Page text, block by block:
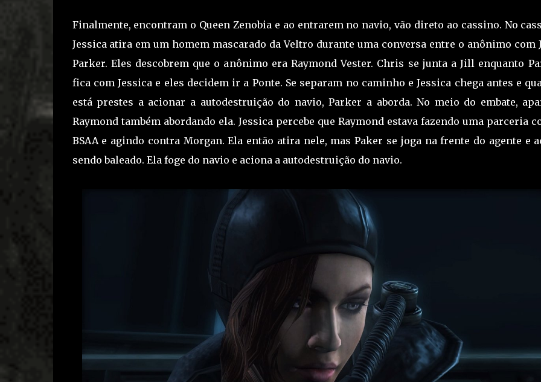
Finalmente, encontram o Queen Zenobia e ao entrarem no navio, vão direto ao cassino. No
Jessica atira em um homem mascarado da Veltro durante uma conversa entre o anônimo com
Parker. Eles descobrem que o anônimo era Raymond Vester. Chris se junta a Jill enquanto
fica com Jessica e eles decidem ir a Ponte. Se separam no caminho e Jessica chega antes e
está prestes a acionar a autodestruição do navio, Parker a aborda. No meio do embate,
Raymond também abordando ela. Jessica percebe que Raymond estava fazendo uma parceria
BSAA e agindo contra Morgan. Ela então atira nele, mas Paker se joga na frente do agente e
sendo baleado. Ela foge do navio e aciona a autodestruição do navio.